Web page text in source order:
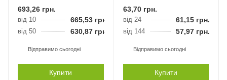
693,26 грн.
від 10 665,53 грн.
від 50 630,87 грн.
Відправимо сьогодні
Купити
63,70грн.
від 24 61,15грн.
від 144 57,97грн.
Відправимо сьогодні
Купити